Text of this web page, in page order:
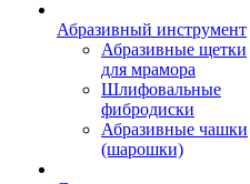
Абразивный инструмент
Абразивные щетки
для мрамора
Шлифовальные
фибродиски
Абразивные чашки
(шарошки)